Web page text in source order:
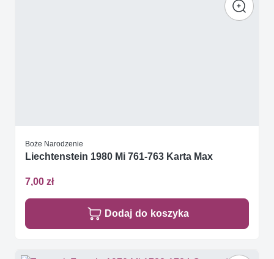
Boże Narodzenie
Liechtenstein 1980 Mi 761-763 Karta Max
7,00 zł
Dodaj do koszyka